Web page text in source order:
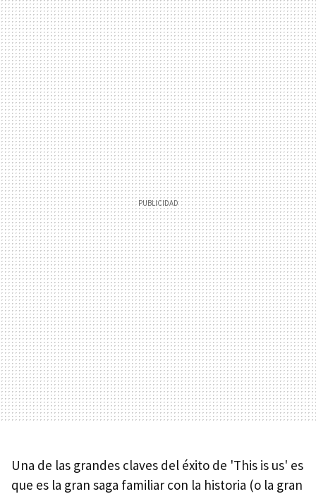
Una de las grandes claves del éxito de 'This is us' es
que es la gran saga familiar con la historia (o la gran